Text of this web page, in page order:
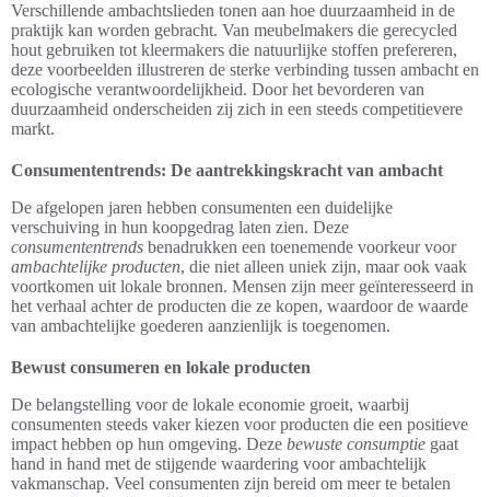
Verschillende ambachtslieden tonen aan hoe duurzaamheid in de
praktijk kan worden gebracht. Van meubelmakers die gerecycled
hout gebruiken tot kleermakers die natuurlijke stoffen prefereren,
deze voorbeelden illustreren de sterke verbinding tussen ambacht en
ecologische verantwoordelijkheid. Door het bevorderen van
duurzaamheid onderscheiden zij zich in een steeds competitievere
markt.
Consumententrends: De aantrekkingskracht van ambacht
De afgelopen jaren hebben consumenten een duidelijke
verschuiving in hun koopgedrag laten zien. Deze
consumententrends benadrukken een toenemende voorkeur voor
ambachtelijke producten, die niet alleen uniek zijn, maar ook vaak
voortkomen uit lokale bronnen. Mensen zijn meer geïnteresseerd in
het verhaal achter de producten die ze kopen, waardoor de waarde
van ambachtelijke goederen aanzienlijk is toegenomen.
Bewust consumeren en lokale producten
De belangstelling voor de lokale economie groeit, waarbij
consumenten steeds vaker kiezen voor producten die een positieve
impact hebben op hun omgeving. Deze bewuste consumptie gaat
hand in hand met de stijgende waardering voor ambachtelijk
vakmanschap. Veel consumenten zijn bereid om meer te betalen